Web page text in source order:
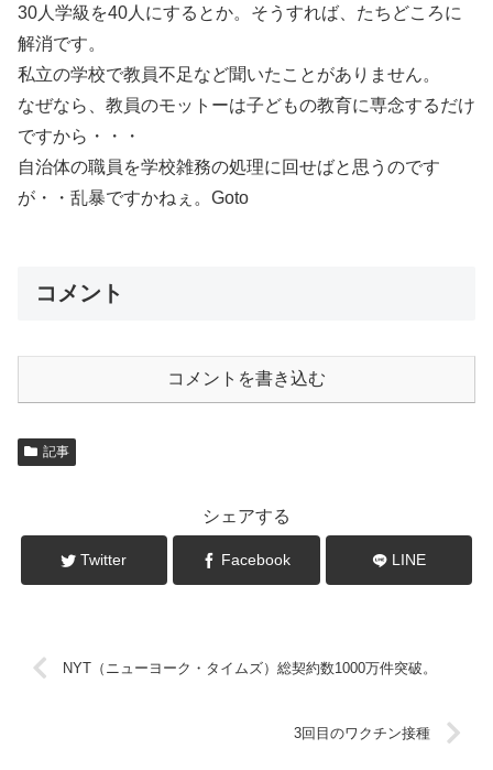
30人学級を40人にするとか。そうすれば、たちどころに
解消です。
私立の学校で教員不足など聞いたことがありません。
なぜなら、教員のモットーは子どもの教育に専念するだけ
ですから・・・
自治体の職員を学校雑務の処理に回せばと思うのです
が・・乱暴ですかねぇ。Goto
コメント
コメントを書き込む
記事
シェアする
Twitter Facebook LINE
NYT（ニューヨーク・タイムズ）総契約数1000万件突破。
3回目のワクチン接種